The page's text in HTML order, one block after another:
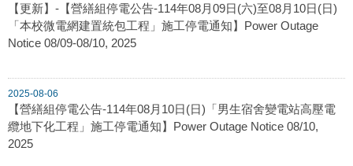
【更新】-【營繕組停電公告-114年08月09日(六)至08月10日(日)
「本校微電網建置統包工程」施工停電通知】Power Outage
Notice 08/09-08/10, 2025
2025-08-06
【營繕組停電公告-114年08月10日(日)「男生宿舍變電站高壓電
纜地下化工程」施工停電通知】Power Outage Notice 08/10,
2025